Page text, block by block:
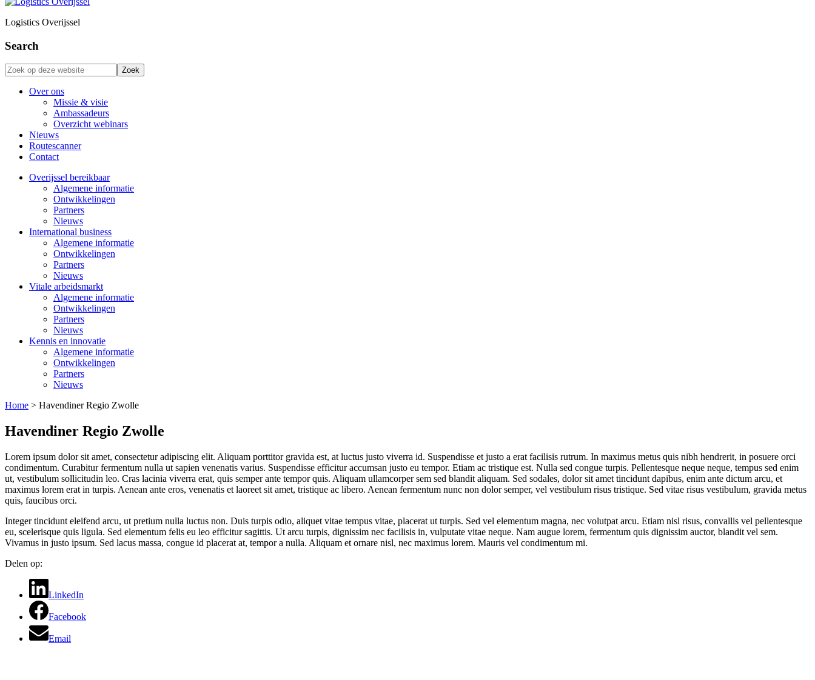
Logistics Overijssel
Search
Zoek
op
deze
Over ons
Missie & visie
Ambassadeurs
Overzicht webinars
Nieuws
Routescanner
Contact
Overijssel bereikbaar
Algemene informatie
Ontwikkelingen
Partners
Nieuws
International business
Algemene informatie
Ontwikkelingen
Partners
Nieuws
Vitale arbeidsmarkt
Algemene informatie
Ontwikkelingen
Partners
Nieuws
Kennis en innovatie
Algemene informatie
Ontwikkelingen
Partners
Nieuws
Home > Havendiner Regio Zwolle
Havendiner Regio Zwolle
Lorem ipsum dolor sit amet, consectetur adipiscing elit. Aliquam porttitor gravida est, at luctus justo viverra id. Suspendisse et justo a erat facilisis rutrum. In maximus metus quis nibh hendrerit, in posuere orci
condimentum. Curabitur fermentum nulla ut sapien venenatis varius. Suspendisse efficitur accumsan justo eu tempor. Etiam ac tristique est. Nulla sed congue turpis. Pellentesque neque neque, tempus sed enim
ut, vestibulum sollicitudin leo. Cras lacinia viverra erat, quis semper ante tempor quis. Aliquam ullamcorper sem sed blandit aliquam. Sed sodales, dolor sit amet tincidunt dapibus, enim ante dictum arcu, et
maximus lorem erat in turpis. Aenean ante eros, venenatis et laoreet sit amet, tristique ac libero. Aenean fermentum nunc non dolor semper, vel vestibulum risus tristique. Sed vitae risus vestibulum, gravida metus
quis, faucibus orci.
Integer tincidunt eleifend arcu, ut pretium nulla luctus non. Duis turpis odio, aliquet vitae tempus vitae, placerat ut turpis. Sed vel elementum magna, nec volutpat arcu. Etiam nisl risus, convallis vel pellentesque
eu, scelerisque quis ligula. Sed elementum felis eu leo efficitur sagittis. Ut arcu turpis, dignissim nec facilisis in, vulputate vitae neque. Nam augue lorem, fermentum quis dignissim auctor, blandit vel sem.
Vivamus in justo ipsum. Sed lacus massa, congue id placerat at, tempor a nulla. Aliquam et ornare nisl, nec maximus lorem. Mauris vel condimentum mi.
Delen op:
LinkedIn
Facebook
Email